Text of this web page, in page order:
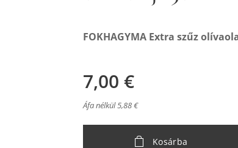
FOKHAGYMA Extra szűz
7,00 €
Áfa nélkül 5,88 €
Kosárba